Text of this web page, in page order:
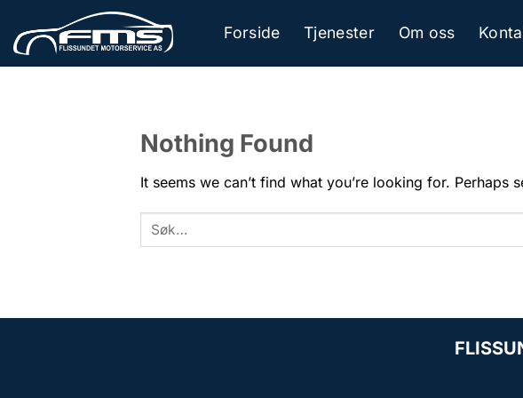
content
Forside Tjenester Om oss
Nothing Found
It seems we can’t find what you’re looking for. Perhaps